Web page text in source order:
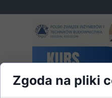
Zgoda na pliki